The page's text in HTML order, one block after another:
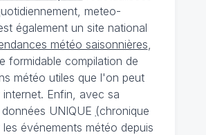
meteo-
également un site national
météo saisonnières,
formidable compilation de
météo utiles que l'on peut
Enfin, avec sa
UNIQUE (chronique
les événements météo depuis